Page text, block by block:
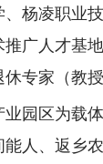
杨凌职业
广人才基
专家（教
园区为载
人、返乡农